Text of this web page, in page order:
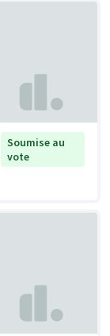
Soumise au
vote